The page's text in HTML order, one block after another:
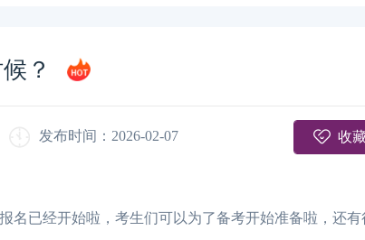
？
发布时间：2026-02-07 收
名已经开始啦，考生们可以为了备考开始准备啦，还